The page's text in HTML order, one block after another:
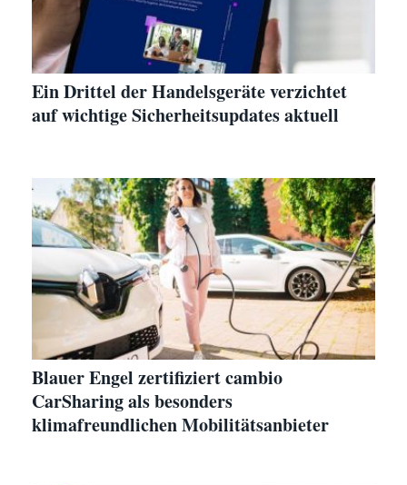
Ein Drittel der Handelsgeräte verzichtet
auf wichtige Sicherheitsupdates aktuell
Blauer Engel zertifiziert cambio
CarSharing als besonders
klimafreundlichen Mobilitätsanbieter